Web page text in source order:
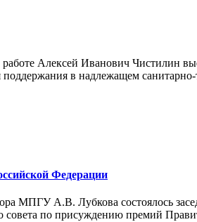
работе Алексей Иванович Чистилин
в надлежащем
Федерации
МПГУ А.В. Лубкова состоялось
по присуждению премий